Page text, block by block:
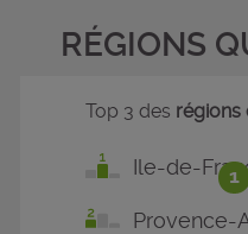
RÉGIONS
1
Top 3 des régions
Ile-de-
Provence-